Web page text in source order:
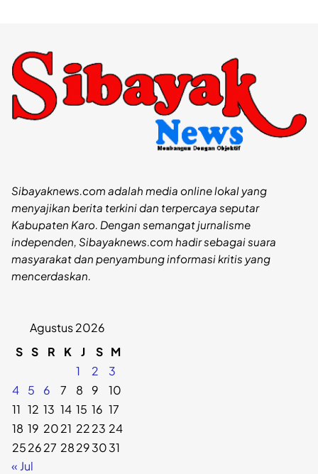
Sibayaknews.com adalah media online lokal yang
menyajikan berita terkini dan terpercaya seputar
Kabupaten Karo. Dengan semangat jurnalisme
independen, Sibayaknews.com hadir sebagai suara
masyarakat dan penyambung informasi kritis yang
mencerdaskan.
Agustus 2026
S S R K J S M
1
2
3
4
5 6 7 8 9
10
11 12 13 14 15 16 17
18 19 2021 2223 24
252627 28293031
« Jul